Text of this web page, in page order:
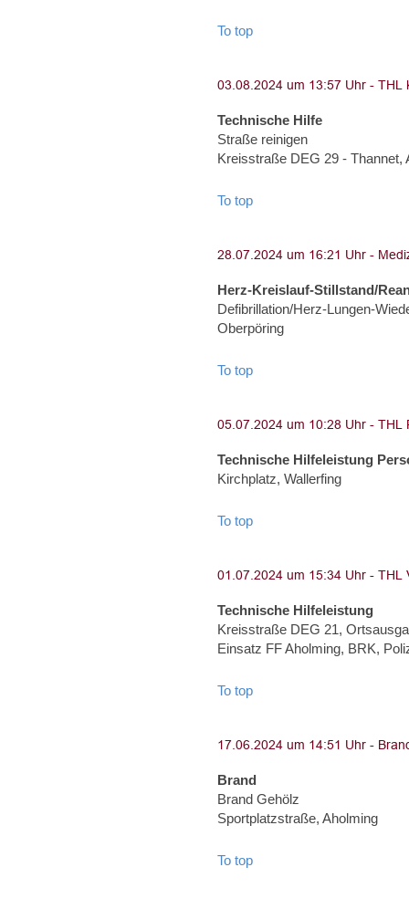
To top
Technische Hilfe
Straße reinigen
Kreisstraße DEG 29 - Thannet,
To top
Herz-Kreislauf-Stillstand/
Defibrillation/Herz-Lungen-
Oberpöring
To top
Technische Hilfeleistung
Kirchplatz, Wallerfing
To top
Technische Hilfeleistung
Kreisstraße DEG 21,
Einsatz FF Aholming, BRK,
To top
Brand
Brand Gehölz
Sportplatzstraße, Aholming
To top